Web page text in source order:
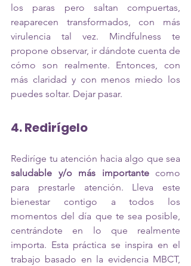
los paras pero saltan compuertas,
reaparecen transformados, con más
virulencia tal vez. Mindfulness te
propone observar, ir dándote cuenta de
cómo son realmente. Entonces, con
más claridad y con menos miedo los
puedes soltar. Dejar pasar.
4. Redirígelo
saludable y/o más importante como
para prestarle atención. Lleva este
bienestar contigo a todos los
momentos del día que te sea posible,
centrándote en lo que realmente
importa. Esta práctica se inspira en el
trabajo basado en la evidencia MBCT,